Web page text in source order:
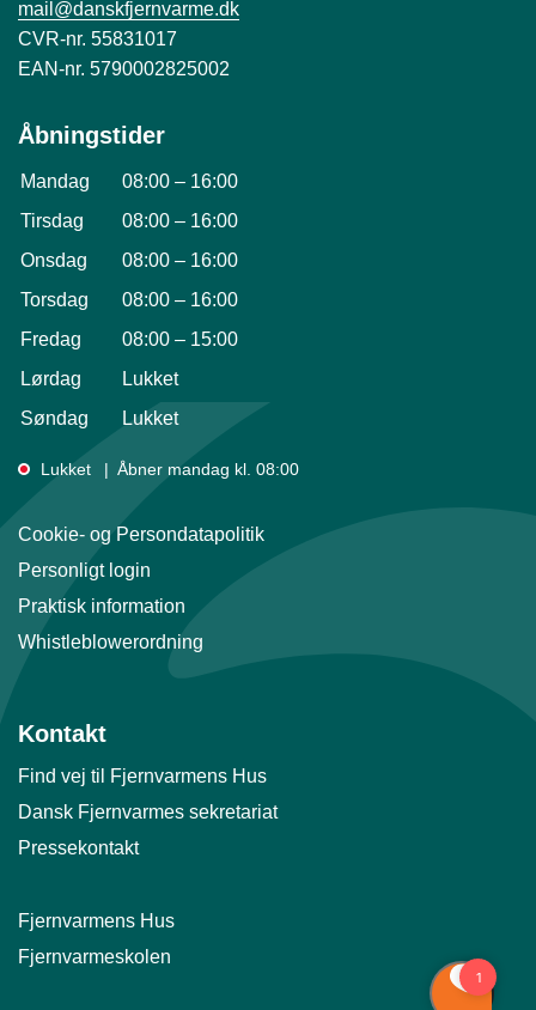
mail@danskfjernvarme.dk
CVR-nr. 55831017
EAN-nr. 5790002825002
Åbningstider
Mandag 08:00 – 16:00
Tirsdag
08:00 – 16:00
Onsdag
08:00 – 16:00
Torsdag
08:00 – 16:00
Fredag
08:00 – 15:00
Lørdag
Lukket
Søndag
Lukket
Lukket Åbner mandag kl. 08:00
Cookie- og Persondatapolitik
Personligt login
Praktisk information
Whistleblowerordning
Kontakt
Find vej til Fjernvarmens Hus
Dansk Fjernvarmes sekretariat
Pressekontakt
Fjernvarmens Hus
Fjernvarmeskolen